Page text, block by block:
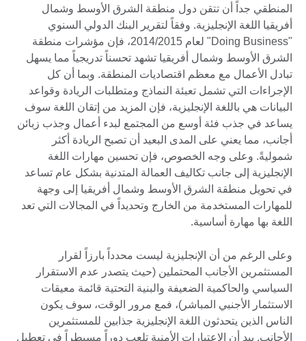
المنطقي جداً أن تتقن دول منطقة الشرق الأوسط وشمال
أفريقيا اللغة الإنجليزية. وفقاً لتقرير البنك الدولي السنوي
"Doing Business" لعام 2014/2015، فإن مؤشرات منطقة
الشرق الأوسط وشمال أفريقيا تشهد تحسناً تدريجياً مما يسهل
تبادل الأعمال مع معظم اقتصاديات المنطقة. وبما أن كل
الإجراءات التي تشمل تعبئة النماذج ومتطلبات الريادة وقواعد
البيانات هي باللغة الإنجليزية، فإن المزيد من إتقان اللغة سوف
يساعد في جذب فئة أوسع من المجتمع لبدء أعمال وجذب زبائن
أجانب، مما يعني على المدى البعيد أن تصبح الريادة أكثر
شموليةً. وعلى وجه الخصوص، فإن تحسين مهارات اللغة
الإنجليزية إلى جانب تكاليف العمالة المتدنية بشكل عام تساعد
في تحويل منطقة الشرق الأوسط وشمال أفريقيا إلى وجهة
للمهارات المستخدمة من الخارج وتحديداً في المجالات التي تعد
اللغة بها مهارة أساسية.
وعلى الرغم من أن الإنجليزية ليست محدداً بارزاً لقرار
المستثمرين الأجانب المحتملين (حيث يتصدر عدم الاستقرار
السياسي والحاكمية الضعيفة والبنية التحتية قائمة معيقات
الاستثمار الأجنبي المباشر)، فمع مرور الوقت، سوف يكون
الناس الذين يتحدثون اللغة الإنجليزية جذابين للمستثمرين
الأجانب. بيد أن الاعتبارات الأمنية تلعب دوراً مسيطراً في تعطيل